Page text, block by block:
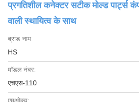
प्रगतिशील कनेक्टर सटीक मोल्ड पार्ट्स
वाली स्थायित्व के साथ
ब्रांड नाम:
HS
मॉडल नंबर:
एचएस-110